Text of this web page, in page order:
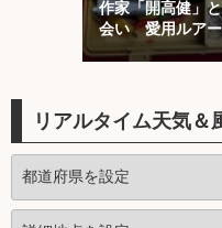
作家「開高健」
会い 愛用ルア
リアルタイム天気＆